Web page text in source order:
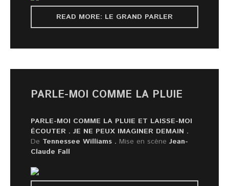
READ MORE: LE GRAND PARLER
PARLE-MOI COMME LA PLUIE
PARLE-MOI COMME LA PLUIE ET LAISSE-MOI
ÉCOUTER . JE NE PEUX IMAGINER DEMAIN .
De Tennessee Williams . Mise en scène Jean-
Claude Fall